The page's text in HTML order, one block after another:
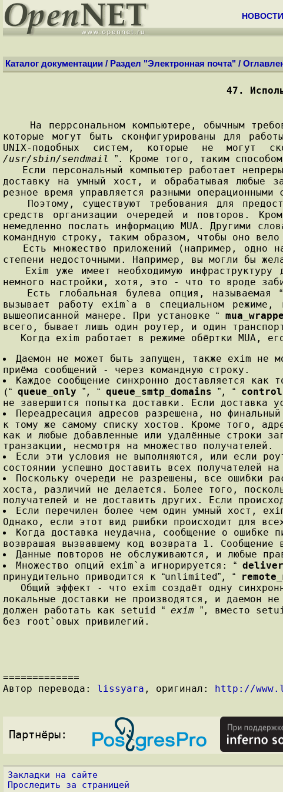
НОВОСТИ
Каталог документации / Раздел "Электронная почта" /
47.
На перрсональном компьютере, обычным
которые могут быть сконфигурированы для
UNIX-подобных систем, которые не могут
/usr/sbin/sendmail ”. Кроме того, таким
Если персональный компьютер работает
доставку на умный хост, и обрабатывая любые
резное время управляется разными
Поэтому, существуют требования для
средств организации очередей и повторов.
немедленно послать информацию MUA. Другими
командную строку, таким образом, чтобы оно вело
Есть множество приложений (например, одно
степени недосточными. Например, вы могли бы
Exim уже имеет необходимую инфраструктуру
немного настройки, хотя, это - что то вроде
Есть глобальная булева опция, называемая“
вызывает работу exim`a в специальном
вышеописанной манере. При установке“
всего, бывает лишь один роутер, и один
Когда exim работает в режиме обёртки MUA,
Даемон не может быть запущен, также exim не
приёма сообщений - через командную строку.
Каждое сообщение синхронно доставляется как
(“ queue_only ” , “ queue_smtp_domains ” , “ control
не завершится попытка доставки. Если доставка
Переадресация адресов разрешена, но
к тому же самому списку хостов. Кроме того,
как и любые добавленные или удалённые строки
транзакции, несмотря на множество получателей.
Если эти условия не выполняются, или если
состоянии успешно доставить всех получателей
Поскольку очереди не разрешены, все ошибки
хоста, различий не делается. Более того,
получателей и не доставить других. Если
Если перечилен более чем один умный хост,
Однако, если этот вид ршибки происходит для
Когда доставка неудачна, сообщение о
возврашая вызвавшему код возврата 1.
Данные повторов не обслуживаются, и любые
Множество опций exim`a игнорируется: “
принудительно приводится к “unlimited” , “
Общий эффект - что exim создаёт одну
локальные доставки не производятся, и даемон
должен работать как setuid “ exim ” , вместо
без root`овых привилегий.
=============
Автор перевода: lissyara , оригинал: http://
Партнёры:
Закладки на сайте
Проследить за страницей